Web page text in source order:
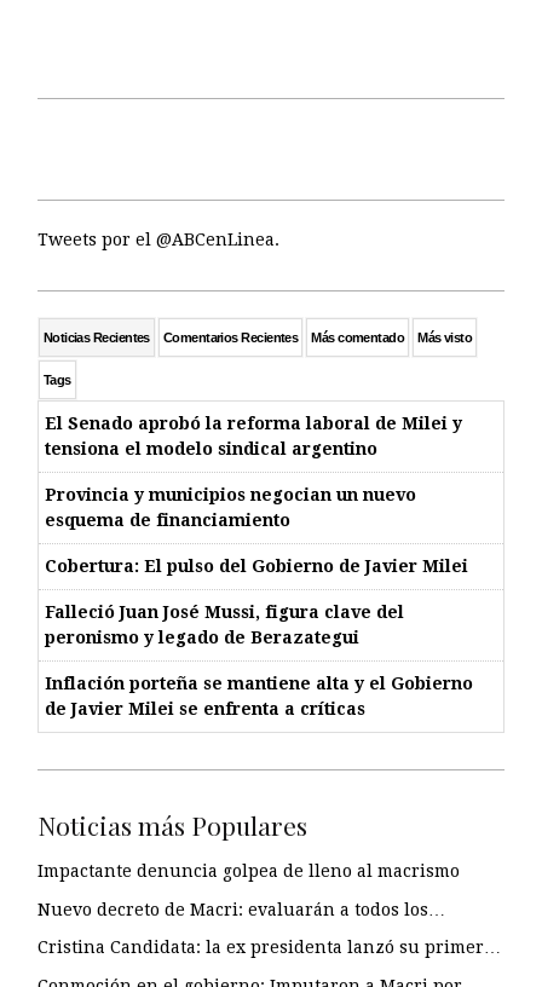
Tweets por el @ABCenLinea.
Noticias Recientes Comentarios Recientes Más comentado Más visto
Tags
El Senado aprobó la reforma laboral de Milei y
tensiona el modelo sindical argentino
Provincia y municipios negocian un nuevo
esquema de financiamiento
Cobertura: El pulso del Gobierno de Javier Milei
Falleció Juan José Mussi, figura clave del
peronismo y legado de Berazategui
Inflación porteña se mantiene alta y el Gobierno
de Javier Milei se enfrenta a críticas
Noticias más Populares
Impactante denuncia golpea de lleno al macrismo
Nuevo decreto de Macri: evaluarán a todos los…
Cristina Candidata: la ex presidenta lanzó su primer…